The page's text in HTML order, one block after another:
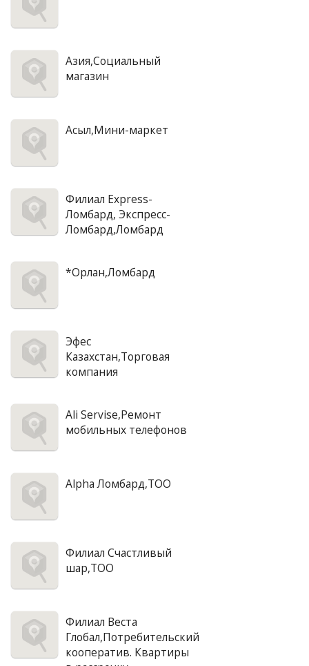
Азия,Социальный
магазин
Асыл,Мини-маркет
Филиал Express-
Ломбард, Экспресс-
Ломбард,Ломбард
*Орлан,Ломбард
Эфес
Казахстан,Торговая
компания
Ali Servise,Ремонт
мобильных телефонов
Alpha Ломбард,ТОО
Филиал Счастливый
шар,ТОО
Филиал Веста
Глобал,Потребительский
кооператив. Квартиры